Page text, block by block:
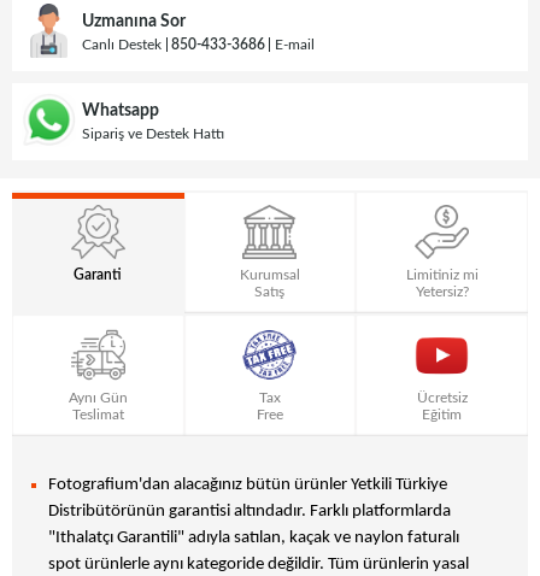
Uzmanına Sor
Canlı Destek 850-433-3686 E-mail
Whatsapp
Sipariş ve Destek Hattı
Garanti
Kurumsal
Satış
Limitiniz mi
Yetersiz?
Aynı Gün
Teslimat
Tax
Free
Ücretsiz
Eğitim
Fotografium'dan alacağınız bütün ürünler Yetkili Türkiye
Distribütörünün garantisi altındadır. Farklı platformlarda
"Ithalatçı Garantili" adıyla satılan, kaçak ve naylon faturalı
spot ürünlerle aynı kategoride değildir. Tüm ürünlerin yasal